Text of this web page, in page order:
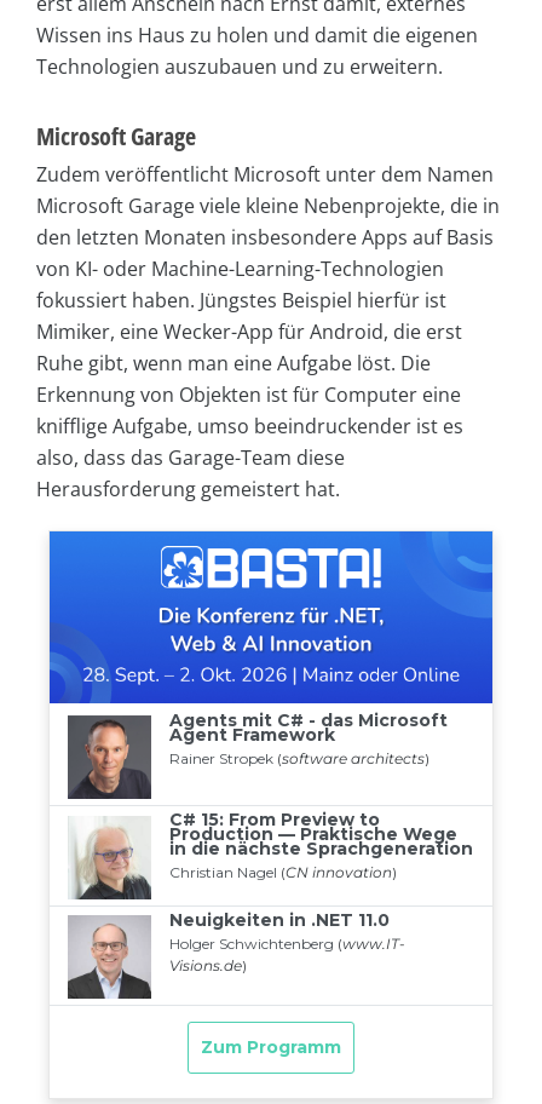
Wissen ins Haus zu holen und damit die eigenen
Technologien auszubauen und zu erweitern.
Microsoft Garage
Zudem veröffentlicht Microsoft unter dem Namen
Microsoft Garage viele kleine Nebenprojekte, die in
den letzten Monaten insbesondere Apps auf Basis
von KI- oder Machine-Learning-Technologien
fokussiert haben. Jüngstes Beispiel hierfür ist
Mimiker, eine Wecker-App für Android, die erst
Ruhe gibt, wenn man eine Aufgabe löst. Die
Erkennung von Objekten ist für Computer eine
knifflige Aufgabe, umso beeindruckender ist es
also, dass das Garage-Team diese
Herausforderung gemeistert hat.